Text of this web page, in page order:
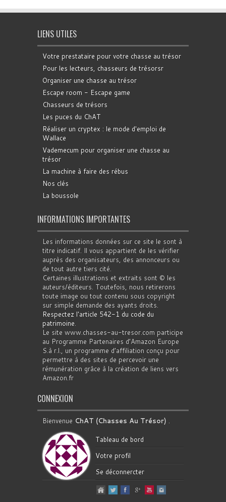
LIENS UTILES
Votre prestataire pour votre chasse au trésor
Pour les lecteurs, chasseurs de trésorsr
Organiser une chasse au trésor
Escape room - Escape game
Chasseurs de trésors
Les puces du ChAT
Réaliser un cryptex : le mode d'emploi de
Wallace
Vademecum pour organiser une chasse au
trésor
La machine à faire des rébus
Nos clés
La boussole
INFORMATIONS IMPORTANTES
Les informations données sur ce site le sont à
titre indicatif. Il vous appartient de les vérifier
auprès des organisateurs, des annonceurs ou
de tout autre tiers cité.
Certaines illustrations et extraits sont © les
auteurs/éditeurs. Toutefois, nous retirerons
toute image ou tout contenu sous copyright
sur simple demande des ayants droits.
Respectez l'article 542-1 du code du
patrimoine.
Le site www.chasses-au-tresor.com participe
au Programme Partenaires d’Amazon Europe
S.à r.l., un programme d’affiliation conçu pour
permettre à des sites de percevoir une
rémunération grâce à la création de liens vers
Amazon.fr
CONNEXION
Bienvenue ChAT (Chasses Au Trésor) .
Tableau de bord
Votre profil
Se déconnercter